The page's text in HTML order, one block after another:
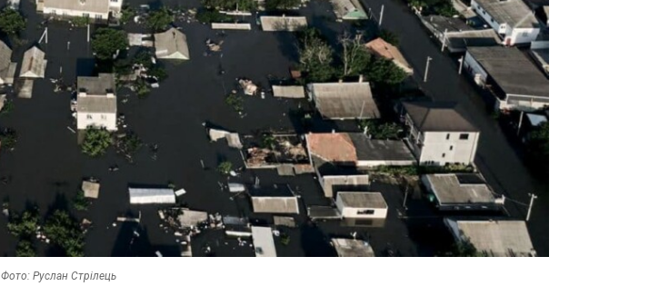
Фото: Руслан Стрілець